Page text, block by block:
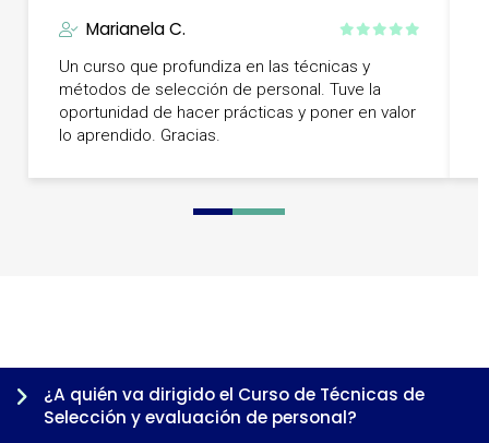
Marianela C.
Un curso que profundiza en las técnicas y
métodos de selección de personal. Tuve la
oportunidad de hacer prácticas y poner en valor
lo aprendido. Gracias.
0 1 2 3 4
¿A quién va dirigido el Curso de Técnicas de
Selección y evaluación de personal?